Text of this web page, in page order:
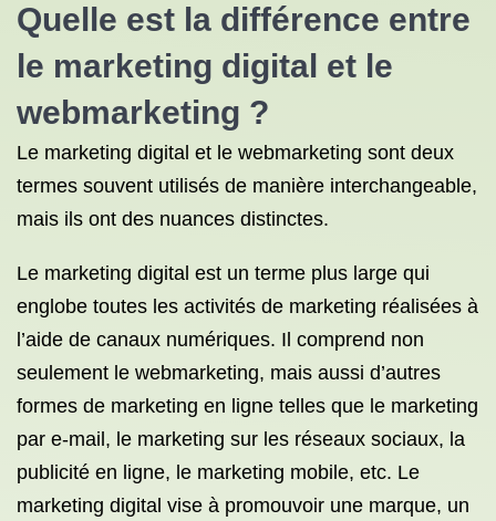
Quelle est la différence entre
le marketing digital et le
webmarketing ?
Le marketing digital et le webmarketing sont deux
termes souvent utilisés de manière interchangeable,
mais ils ont des nuances distinctes.
Le marketing digital est un terme plus large qui
englobe toutes les activités de marketing réalisées à
l’aide de canaux numériques. Il comprend non
seulement le webmarketing, mais aussi d’autres
formes de marketing en ligne telles que le marketing
par e-mail, le marketing sur les réseaux sociaux, la
publicité en ligne, le marketing mobile, etc. Le
marketing digital vise à promouvoir une marque, un